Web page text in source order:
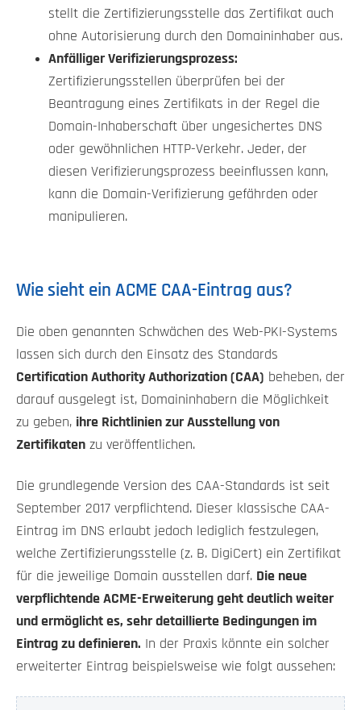
stellt die Zertifizierungsstelle das Zertifikat auch
ohne Autorisierung durch den Domaininhaber aus.
Anfälliger Verifizierungsprozess:
Zertifizierungsstellen überprüfen bei der
Beantragung eines Zertifikats in der Regel die
Domain-Inhaberschaft über ungesichertes DNS
oder gewöhnlichen HTTP-Verkehr. Jeder, der
diesen Verifizierungsprozess beeinflussen kann,
kann die Domain-Verifizierung gefährden oder
manipulieren.
Wie sieht ein ACME CAA-Eintrag aus?
Die oben genannten Schwächen des Web-PKI-Systems
lassen sich durch den Einsatz des Standards
Certification Authority Authorization (CAA) beheben, der
darauf ausgelegt ist, Domaininhabern die Möglichkeit
zu geben, ihre Richtlinien zur Ausstellung von
Zertifikaten zu veröffentlichen.
Die grundlegende Version des CAA-Standards ist seit
September 2017 verpflichtend. Dieser klassische CAA-
Eintrag im DNS erlaubt jedoch lediglich festzulegen,
welche Zertifizierungsstelle (z. B. DigiCert) ein Zertifikat
für die jeweilige Domain ausstellen darf. Die neue
verpflichtende ACME-Erweiterung geht deutlich weiter
und ermöglicht es, sehr detaillierte Bedingungen im
Eintrag zu definieren. In der Praxis könnte ein solcher
erweiterter Eintrag beispielsweise wie folgt aussehen: